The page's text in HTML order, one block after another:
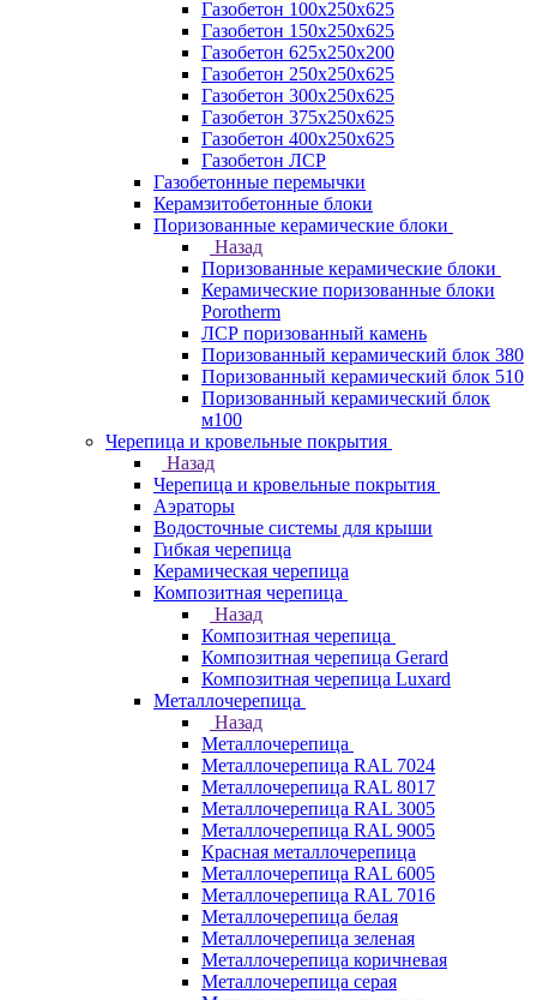
Газобетон 100х250х625
Газобетон 150х250х625
Газобетон 625х250х200
Газобетон 250х250х625
Газобетон 300х250х625
Газобетон 375х250х625
Газобетон 400х250х625
Газобетон ЛСР
Газобетонные перемычки
Керамзитобетонные блоки
Поризованные керамические блоки
Назад
Поризованные керамические блоки
Керамические поризованные блоки
Porotherm
ЛСР поризованный камень
Поризованный керамический блок 380
Поризованный керамический блок 510
Поризованный керамический блок
м100
Черепица и кровельные покрытия
Назад
Черепица и кровельные покрытия
Аэраторы
Водосточные системы для крыши
Гибкая черепица
Керамическая черепица
Композитная черепица
Назад
Композитная черепица
Композитная черепица Gerard
Композитная черепица Luxard
Металлочерепица
Назад
Металлочерепица
Металлочерепица RAL 7024
Металлочерепица RAL 8017
Металлочерепица RAL 3005
Металлочерепица RAL 9005
Красная металлочерепица
Металлочерепица RAL 6005
Металлочерепица RAL 7016
Металлочерепица белая
Металлочерепица зеленая
Металлочерепица коричневая
Металлочерепица серая